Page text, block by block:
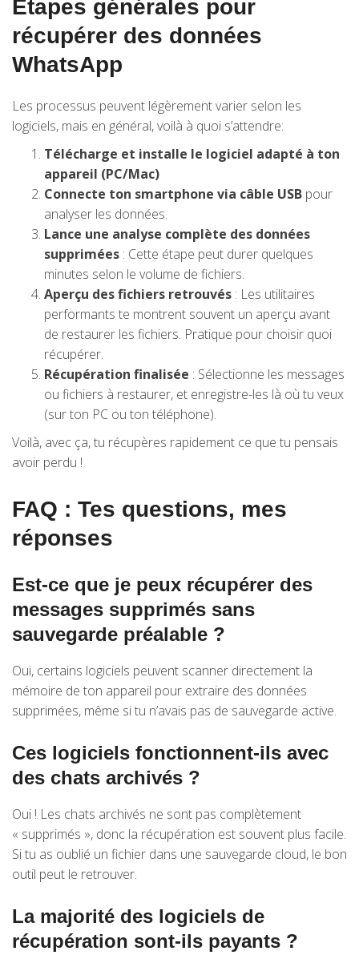
Étapes générales pour
récupérer des données
WhatsApp
Les processus peuvent légèrement varier selon les
logiciels, mais en général, voilà à quoi s’attendre:
Télécharge et installe le logiciel adapté à ton
appareil (PC/Mac)
Connecte ton smartphone via câble USB pour
analyser les données.
Lance une analyse complète des données
supprimées : Cette étape peut durer quelques
minutes selon le volume de fichiers.
Aperçu des fichiers retrouvés : Les utilitaires
performants te montrent souvent un aperçu avant
de restaurer les fichiers. Pratique pour choisir quoi
récupérer.
Récupération finalisée : Sélectionne les messages
ou fichiers à restaurer, et enregistre-les là où tu veux
(sur ton PC ou ton téléphone).
Voilà, avec ça, tu récupères rapidement ce que tu pensais
avoir perdu !
FAQ : Tes questions, mes
réponses
Est-ce que je peux récupérer des
messages supprimés sans
sauvegarde préalable ?
Oui, certains logiciels peuvent scanner directement la
mémoire de ton appareil pour extraire des données
supprimées, même si tu n’avais pas de sauvegarde active.
Ces logiciels fonctionnent-ils avec
des chats archivés ?
Oui ! Les chats archivés ne sont pas complètement
« supprimés », donc la récupération est souvent plus facile.
Si tu as oublié un fichier dans une sauvegarde cloud, le bon
outil peut le retrouver.
La majorité des logiciels de
récupération sont-ils payants ?